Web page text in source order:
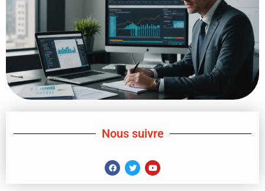
Nous suivre